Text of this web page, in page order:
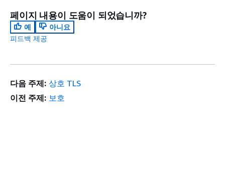
페이지 내용이 도움이 되었습니까?
예
아니요
피드백 제공
다음 주제: 상호 TLS
이전 주제: 보호